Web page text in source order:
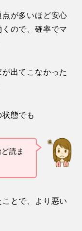
態でも
読ま
常に効率が悪い
ようにし、嘘偽